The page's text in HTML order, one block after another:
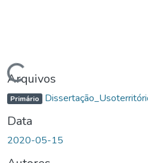
Arquivos
Primário
Data
2020-05-15